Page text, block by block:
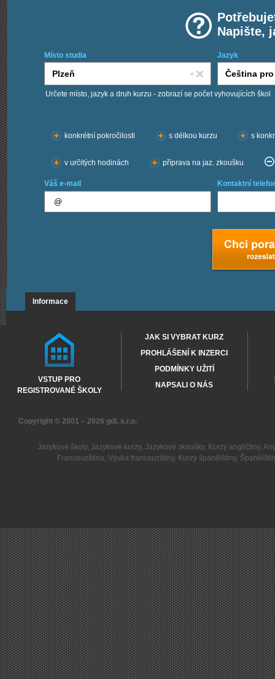
Napište,
Místo studia Jazyk
Určete místo, jazyk a druh kurzu - zobrazí se počet vyhovujících škol
konkrétní pokročilosti
s délkou kurzu s
v určitých hodinách příprava na jaz. zkoušku
Váš e-mail Kontaktní
Informace
VSTUP PRO
REGISTROVANÉ ŠKOLY
JAK SI VYBRAT KURZ
PROHLÁŠENÍ K INZERCI
PODMÍNKY UŽITÍ
NAPSALI O NÁS
Copyright © 2001 – 2026 gdi, s.r.o.
Jazykové školy, Jazykové kurzy, Jazykové zkoušky, Kurzy angličtiny,
Francouzština,Výuka francouzštiny, Kurzy španělštiny,